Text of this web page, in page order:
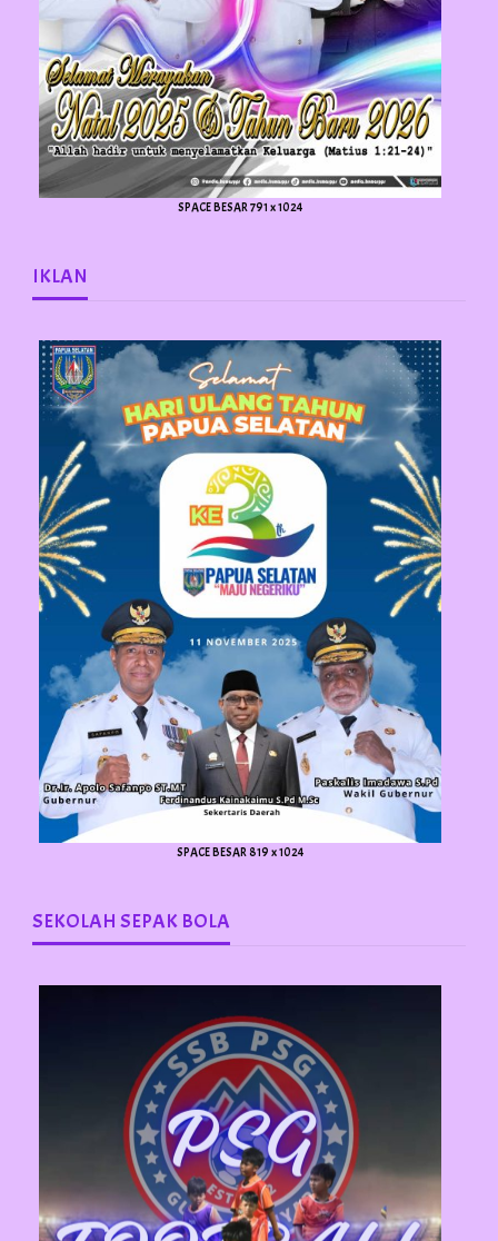
SPACE BESAR 791 x 1024
IKLAN
SPACE BESAR 819 x 1024
SEKOLAH SEPAK BOLA